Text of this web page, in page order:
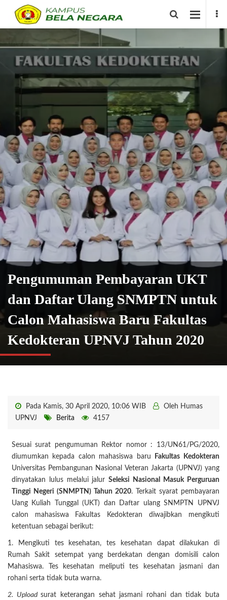
Pengumuman Pembayaran UKT
dan Daftar Ulang SNMPTN untuk
Calon Mahasiswa Baru Fakultas
Kedokteran UPNVJ Tahun 2020
Pada Kamis, 30 April 2020, 10:06 WIB
Oleh Humas
UPNVJ
Berita 4157
Sesuai surat pengumuman Rektor nomor : 13/UN61/PG/2020,
diumumkan kepada calon mahasiswa baru
Fakultas Kedokteran
Universitas Pembangunan Nasional Veteran Jakarta (UPNVJ) yang
dinyatakan lulus melalui jalurSeleksi Nasional Masuk Perguruan
Tinggi Negeri (SNMPTN) Tahun 2020. Terkait syarat pembayaran
Uang Kuliah Tunggal (UKT) dan Daftar ulang SNMPTN UPNVJ
calon mahasiswa Fakultas Kedokteran diwajibkan mengikuti
ketentuan sebagai berikut:
1. Mengikuti tes kesehatan, tes kesehatan dapat dilakukan di
Rumah Sakit setempat yang berdekatan dengan domisili calon
Mahasiswa. Tes kesehatan meliputi tes kesehatan jasmani dan
rohani serta tidak buta warna.
2. Uploadsurat keterangan sehat jasmani rohani dan tidak buta